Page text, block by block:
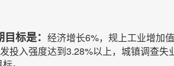
标是： 经济增长6%，规上工业增加
投入强度达到3.28%以上，城镇调查